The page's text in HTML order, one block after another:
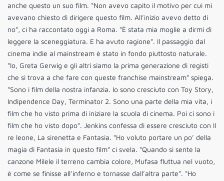
anche questo un suo film. “Non avevo capito il motivo per cui mi
avevano chiesto di dirigere questo film. All’inizio avevo detto di
no”, ci ha raccontato oggi a Roma. “È stata mia moglie a dirmi di
leggere la sceneggiatura. E ha avuto ragione”. Il passaggio dal
cinema indie al mainstream è stato in fondo piuttosto naturale.
“Io, Greta Gerwig e gli altri siamo la prima generazione di registi
che si trova a che fare con queste franchise mainstream” spiega.
“Sono i film della nostra infanzia. Io sono cresciuto con Toy Story,
Indipendence Day, Terminator 2. Sono una parte della mia vita, i
film che ho visto prima di iniziare la scuola di cinema. Poi ci sono i
film che ho visto dopo”. Jenkins confessa di essere cresciuto con Il
re leone, La sirenetta e Fantasia. “Ho voluto portare un po’ della
magia di Fantasia in questo film” ci svela. “Quando si sente la
canzone Milele il terreno cambia colore, Mufasa fluttua nel vuoto,
è come se finisse all’inferno e tornasse dall’altra parte”. “Ho